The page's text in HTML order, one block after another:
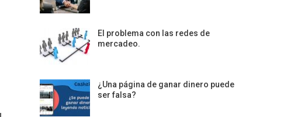
El problema con las redes de
mercadeo.
¿Una página de ganar dinero puede
ser falsa?